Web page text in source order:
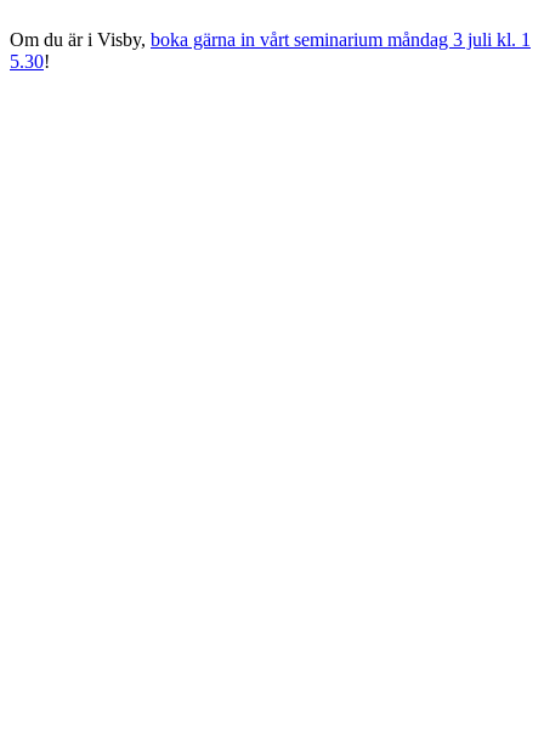
Om du är i Visby, boka gärna in vårt seminarium måndag 3 juli kl. 1
5.30!